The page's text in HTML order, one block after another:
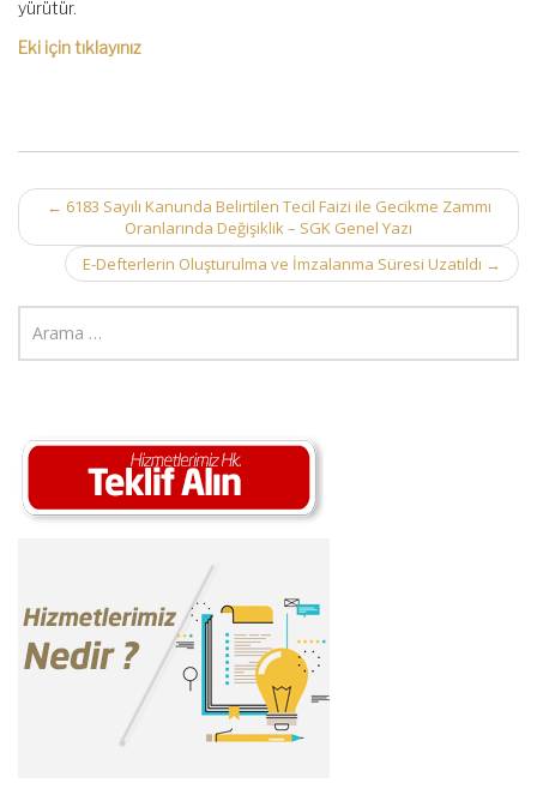
yürütür.
Eki için tıklayınız
Post
navigation
← 6183 Sayılı Kanunda Belirtilen Tecil Faizi ile Gecikme Zammı
Oranlarında Değişiklik – SGK Genel Yazı
E-Defterlerin Oluşturulma ve İmzalanma Süresi Uzatıldı →